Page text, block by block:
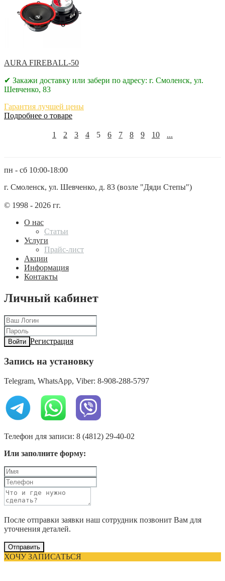
AURA FIREBALL-50
✔ Закажи доставку или забери по адресу: г. Смоленск, ул.
Шевченко, 83
Гарантия лучшей цены
Подробнее о товаре
1 2 3 4 5 6 7 8 9 10 ...
пн - сб 10:00-18:00
г. Смоленск, ул. Шевченко, д. 83 (возле "Дяди Степы")
© 1998 - 2026 гг.
О нас
Статьи
Услуги
Прайс-лист
Акции
Информация
Контакты
Личный кабинет
Войти Регистрация
Запись на установку
Telegram, WhatsApp, Viber: 8-908-288-5797
Телефон для записи: 8 (4812) 29-40-02
Или заполните форму:
После отправки заявки наш сотрудник позвонит Вам для
уточнения деталей.
Отправить
ХОЧУ ЗАПИСАТЬСЯ